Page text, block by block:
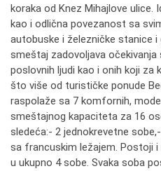
koraka od Knez Mihajlove
kao i odlična povezanost sa
autobuske i železničke stanice i
smeštaj zadovoljava
poslovnih ljudi kao i onih koji za
što više od turističke ponude
raspolaže sa 7 komfornih,
smeštajnog kapaciteta za 16
sledeća:- 2 jednokrevetne
sa francuskim ležajem. Postoji
u ukupno 4 sobe. Svaka soba